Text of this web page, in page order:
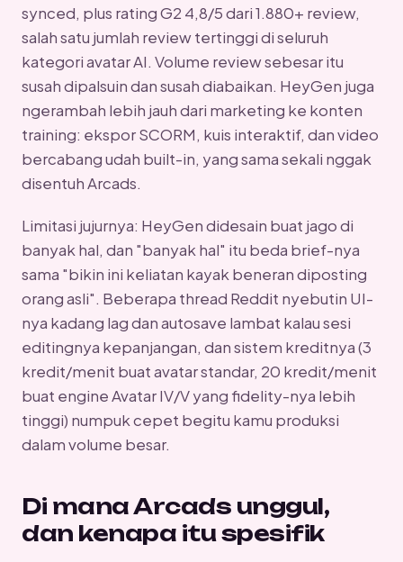
synced, plus rating G2 4,8/5 dari 1.880+ review,
salah satu jumlah review tertinggi di seluruh
kategori avatar AI. Volume review sebesar itu
susah dipalsuin dan susah diabaikan. HeyGen juga
ngerambah lebih jauh dari marketing ke konten
training: ekspor SCORM, kuis interaktif, dan video
bercabang udah built-in, yang sama sekali nggak
disentuh Arcads.
Limitasi jujurnya: HeyGen didesain buat jago di
banyak hal, dan "banyak hal" itu beda brief-nya
sama "bikin ini keliatan kayak beneran diposting
orang asli". Beberapa thread Reddit nyebutin UI-
nya kadang lag dan autosave lambat kalau sesi
editingnya kepanjangan, dan sistem kreditnya (3
kredit/menit buat avatar standar, 20 kredit/menit
buat engine Avatar IV/V yang fidelity-nya lebih
tinggi) numpuk cepet begitu kamu produksi
dalam volume besar.
Di mana Arcads unggul,
dan kenapa itu spesifik